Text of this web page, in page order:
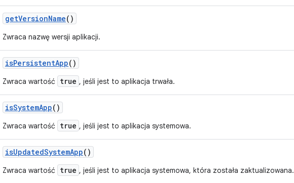
getVersionName()
Zwraca nazwę wersji aplikacji.
isPersistentApp()
Zwraca wartość true , jeśli jest to aplikacja trwała.
isSystemApp()
Zwraca wartość true , jeśli jest to aplikacja systemowa.
isUpdatedSystemApp()
Zwraca wartość true , jeśli jest to aplikacja systemowa, która została zaktualizowana.